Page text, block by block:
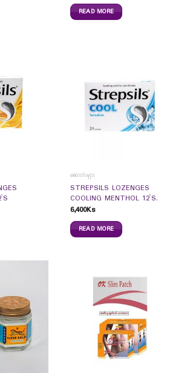
READ MORE
ဆေးဝါးများ
STREPSILS LOZENGES
COOLING MENTHOL 12`S.
6,400Ks
READ MORE